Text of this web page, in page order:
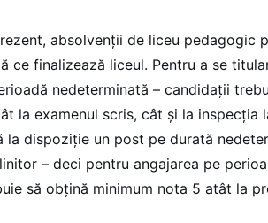
absolvenții de liceu pedagogic
ce finalizează liceul. Pentru a se
nedeterminată – candidații
la examenul scris, cât și la inspecția
la dispoziție un post pe durată
– deci pentru angajarea pe
să obțină minimum nota 5 atât la